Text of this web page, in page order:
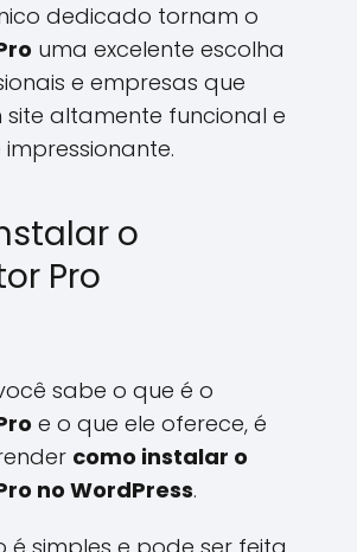
dedicado tornam o
uma excelente escolha
e empresas que
altamente funcional e
o
Pro
sabe o que é o
e o que ele oferece, é
como instalar o
no WordPress.